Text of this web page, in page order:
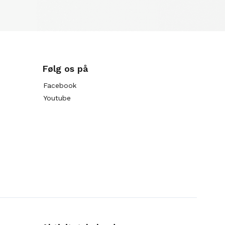
Følg os på
Facebook
Youtube